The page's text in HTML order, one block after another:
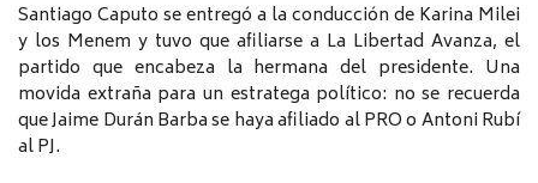
Santiago Caputo se entregó a la conducción de Karina Milei
y los Menem y tuvo que afiliarse a La Libertad Avanza, el
partido que encabeza la hermana del presidente. Una
movida extraña para un estratega político: no se recuerda
que Jaime Durán Barba se haya afiliado al PRO o Antoni Rubí
al PJ.